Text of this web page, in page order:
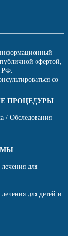
офертой,
РФ.
со
ПРОЦЕДУРЫ
/ Обследования
для
для детей и